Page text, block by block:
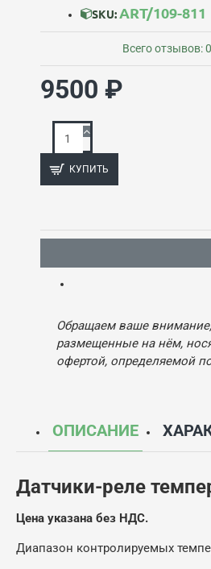
SKU:ART/109-811
Всего отзывов: 0
9500 ₽
КУПИТЬ
Обращаем ваше
размещенные на нём,
офертой, определяемой
ОПИСАНИЕ
Датчики-реле
Цена указана без НДС.
Диапазон контролируемых